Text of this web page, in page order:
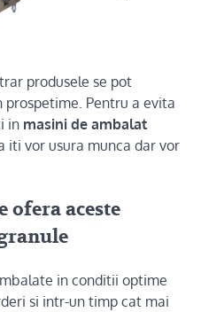
produsele se pot
Pentru a evita
in masini de ambalat
iti vor usura munca dar vor
ofera aceste
in conditii optime
si intr-un timp cat mai